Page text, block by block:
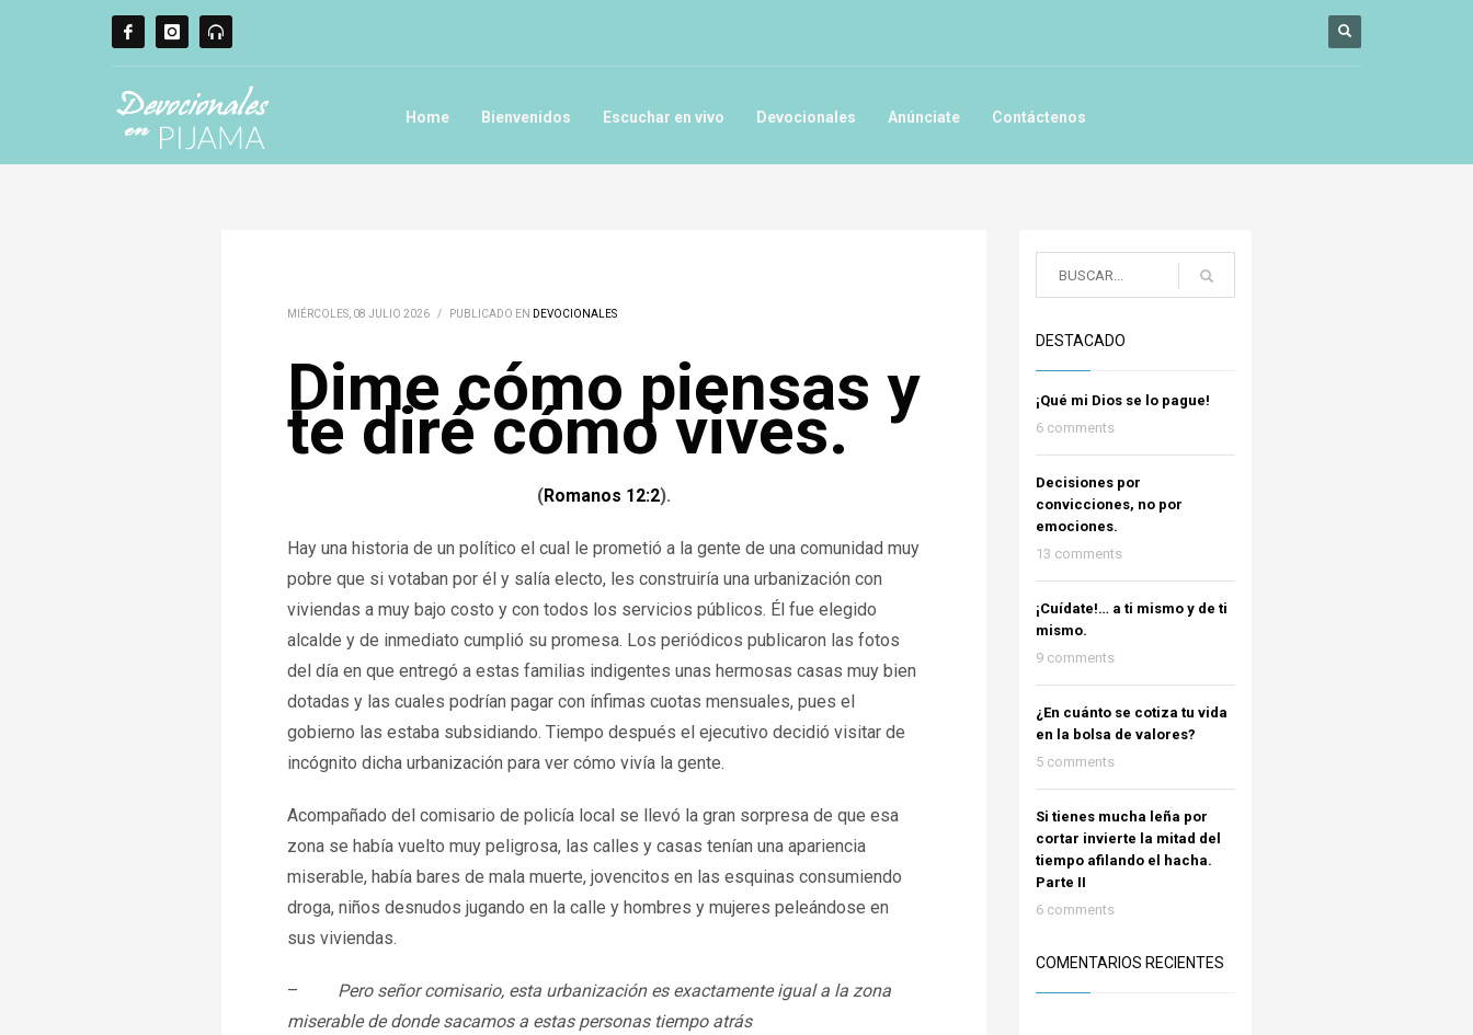
Home Bienvenidos Escuchar en vivo Devocionales Anúnciate Contáctenos
MIÉRCOLES, 08 JULIO 2026 / PUBLICADO EN DEVOCIONALES
Dime cómo piensas y
te diré cómo vives.
(Romanos 12:2).
Hay una historia de un político el cual le prometió a la gente de una comunidad muy
pobre que si votaban por él y salía electo, les construiría una urbanización con
viviendas a muy bajo costo y con todos los servicios públicos. Él fue elegido
alcalde y de inmediato cumplió su promesa. Los periódicos publicaron las fotos
del día en que entregó a estas familias indigentes unas hermosas casas muy bien
dotadas y las cuales podrían pagar con ínfimas cuotas mensuales, pues el
gobierno las estaba subsidiando. Tiempo después el ejecutivo decidió visitar de
incógnito dicha urbanización para ver cómo vivía la gente.
Acompañado del comisario de policía local se llevó la gran sorpresa de que esa
zona se había vuelto muy peligrosa, las calles y casas tenían una apariencia
miserable, había bares de mala muerte, jovencitos en las esquinas consumiendo
droga, niños desnudos jugando en la calle y hombres y mujeres peleándose en
sus viviendas.
– Pero señor comisario, esta urbanización es exactamente igual a la zona
miserable de donde sacamos a estas personas tiempo atrás
DESTACADO
¡Qué mi Dios se lo pague!
6 comments
Decisiones por
convicciones, no por
emociones.
13 comments
¡Cuídate!… a ti mismo y de ti
mismo.
9 comments
¿En cuánto se cotiza tu vida
en la bolsa de valores?
5 comments
Si tienes mucha leña por
cortar invierte la mitad del
tiempo afilando el hacha.
Parte II
6 comments
COMENTARIOS RECIENTES